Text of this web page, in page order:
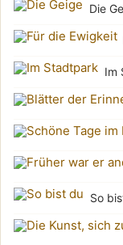
Die
Im
So